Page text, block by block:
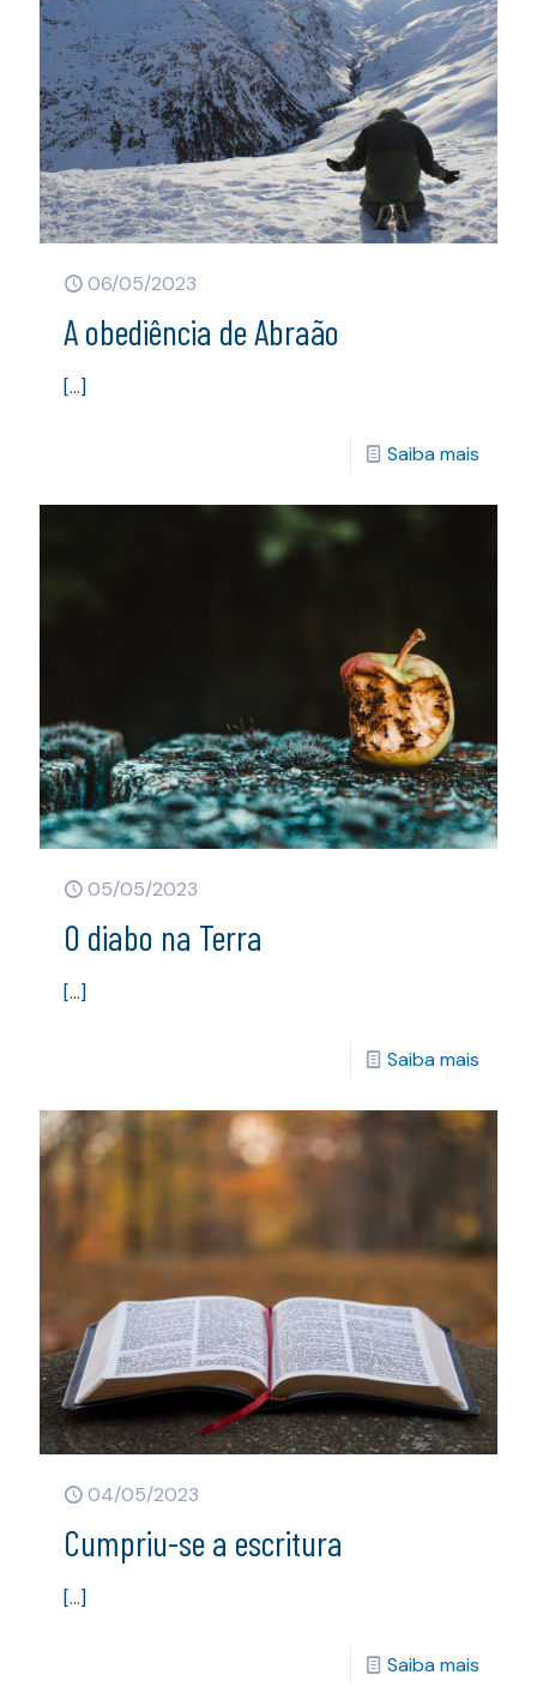
06/05/2023
A obediência de Abraão
[…]
Saiba mais
05/05/2023
O diabo na Terra
[…]
Saiba mais
04/05/2023
Cumpriu-se a escritura
[…]
Saiba mais